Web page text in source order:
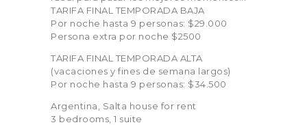
TARIFA FINAL TEMPORADA BAJA
Por noche hasta 9 personas: $29.000
Persona extra por noche $2500
TARIFA FINAL TEMPORADA ALTA
(vacaciones y fines de semana largos)
Por noche hasta 9 personas: $34.500
Argentina, Salta house for rent
3 bedrooms, 1 suite